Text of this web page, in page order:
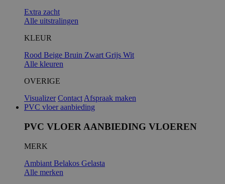
Extra zacht
Alle uitstralingen
KLEUR
Rood Beige Bruin Zwart Grijs Wit
Alle kleuren
OVERIGE
Visualizer Contact Afspraak maken
PVC vloer aanbieding
PVC VLOER AANBIEDING VLOEREN
MERK
Ambiant Belakos Gelasta
Alle merken